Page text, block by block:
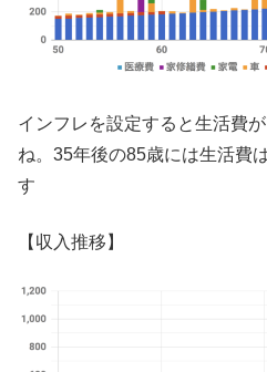
インフレを設定すると生活費
ね。35年後の85歳には生活費
す
【収入推移】